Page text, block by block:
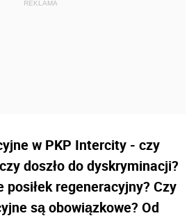
w PKP Intercity - czy
doszło do dyskryminacji?
posiłek regeneracyjny? Czy
są obowiązkowe? Od